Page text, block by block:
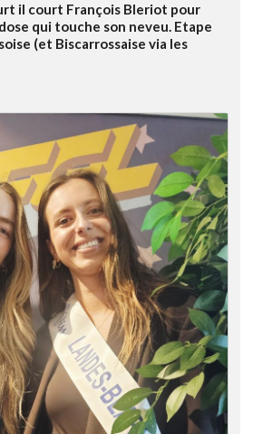
il court François Bleriot pour
qui touche son neveu. Etape
(et Biscarrossaise via les